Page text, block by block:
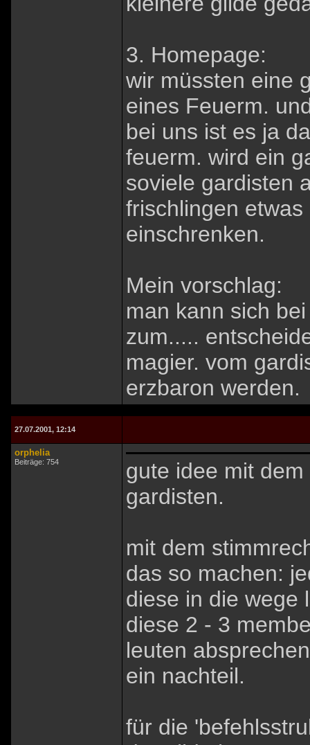
3. Homepage:
wir müssten eine
eines Feuerm.
bei uns ist es ja
feuerm. wird ein
soviele gardisten
frischlingen
einschrenken.
Mein vorschlag:
man kann sich
zum.....
magier. vom
erzbaron werden.
27.07.2001, 12:14
orphelia
Beiträge: 754
gute idee mit
gardisten.
mit dem
das so machen:
diese in die wege
diese 2 - 3
leuten
ein nachteil.
für die